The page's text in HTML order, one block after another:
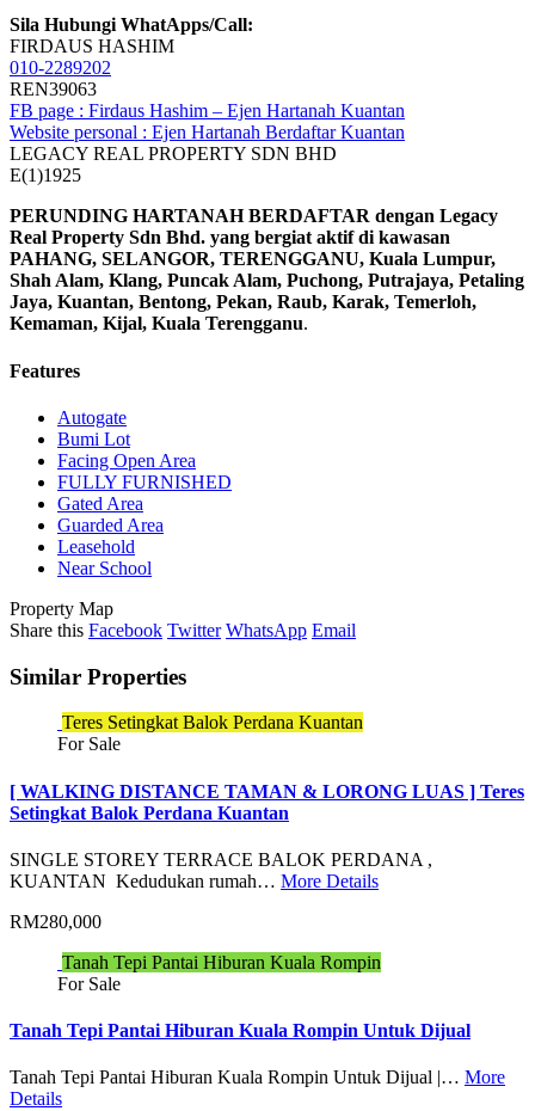
Sila Hubungi WhatApps/Call:
FIRDAUS HASHIM
010-2289202
REN39063
FB page : Firdaus Hashim – Ejen Hartanah Kuantan
Website personal : Ejen Hartanah Berdaftar Kuantan
LEGACY REAL PROPERTY SDN BHD
E(1)1925
PERUNDING HARTANAH BERDAFTAR dengan Legacy
Real Property Sdn Bhd. yang bergiat aktif di kawasan
PAHANG, SELANGOR, TERENGGANU, Kuala Lumpur,
Shah Alam, Klang, Puncak Alam, Puchong, Putrajaya, Petaling
Jaya, Kuantan, Bentong, Pekan, Raub, Karak, Temerloh,
Kemaman, Kijal, Kuala Terengganu.
Features
Autogate
Bumi Lot
Facing Open Area
FULLY FURNISHED
Gated Area
Guarded Area
Leasehold
Near School
Property Map
Share this Facebook Twitter WhatsApp Email
Similar Properties
Teres Setingkat Balok Perdana Kuantan
For Sale
[ WALKING DISTANCE TAMAN & LORONG LUAS ] Teres
Setingkat Balok Perdana Kuantan
SINGLE STOREY TERRACE BALOK PERDANA ,
KUANTAN Kedudukan rumah… More Details
RM280,000
Tanah Tepi Pantai Hiburan Kuala Rompin
For Sale
Tanah Tepi Pantai Hiburan Kuala Rompin Untuk Dijual
Tanah Tepi Pantai Hiburan Kuala Rompin Untuk Dijual |… More
Details